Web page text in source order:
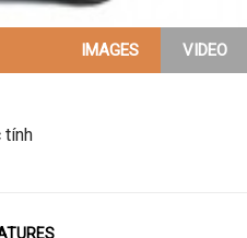
IMAGES VIDEO
tính